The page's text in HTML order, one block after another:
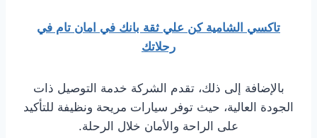
تاكسي الشامية كن علي ثقة بانك في امان تام في
رحلاتك
بالإضافة إلى ذلك، تقدم الشركة خدمة التوصيل ذات
الجودة العالية، حيث توفر سيارات مريحة ونظيفة للتأكيد
على الراحة والأمان خلال الرحلة.